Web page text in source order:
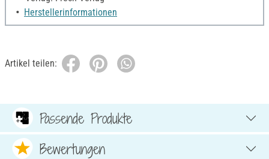
Herstellerinformationen
Artikel teilen:
Passende Produkte
Bewertungen